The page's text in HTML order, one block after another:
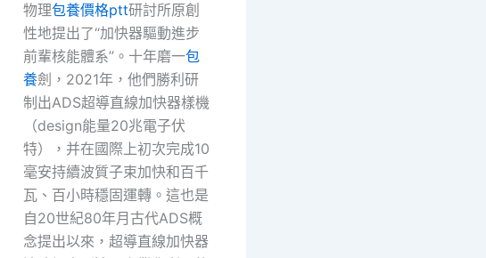
物理包養價格ptt研討所原創
性地提出了“加快器驅動進步
前輩核能體系”。十年磨一包
養劍，2021年，他們勝利研
制出ADS超導直線加快器樣機
（design能量20兆電子伏
特），并在國際上初次完成10
毫安持續波質子束加快和百千
瓦、百小時穩固運轉。這也是
自20世紀80年月古代ADS概
念提出以來，超導直線加快器